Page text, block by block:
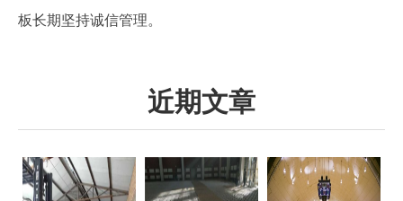
板长期坚持诚信管理。
近期文章